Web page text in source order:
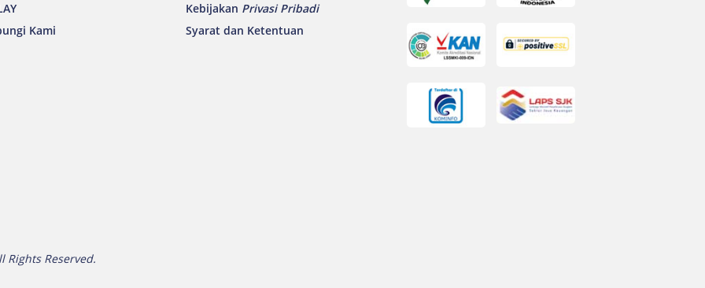
Kami
Kebijakan Privasi Pribadi
Syarat dan Ketentuan
Rights Reserved.